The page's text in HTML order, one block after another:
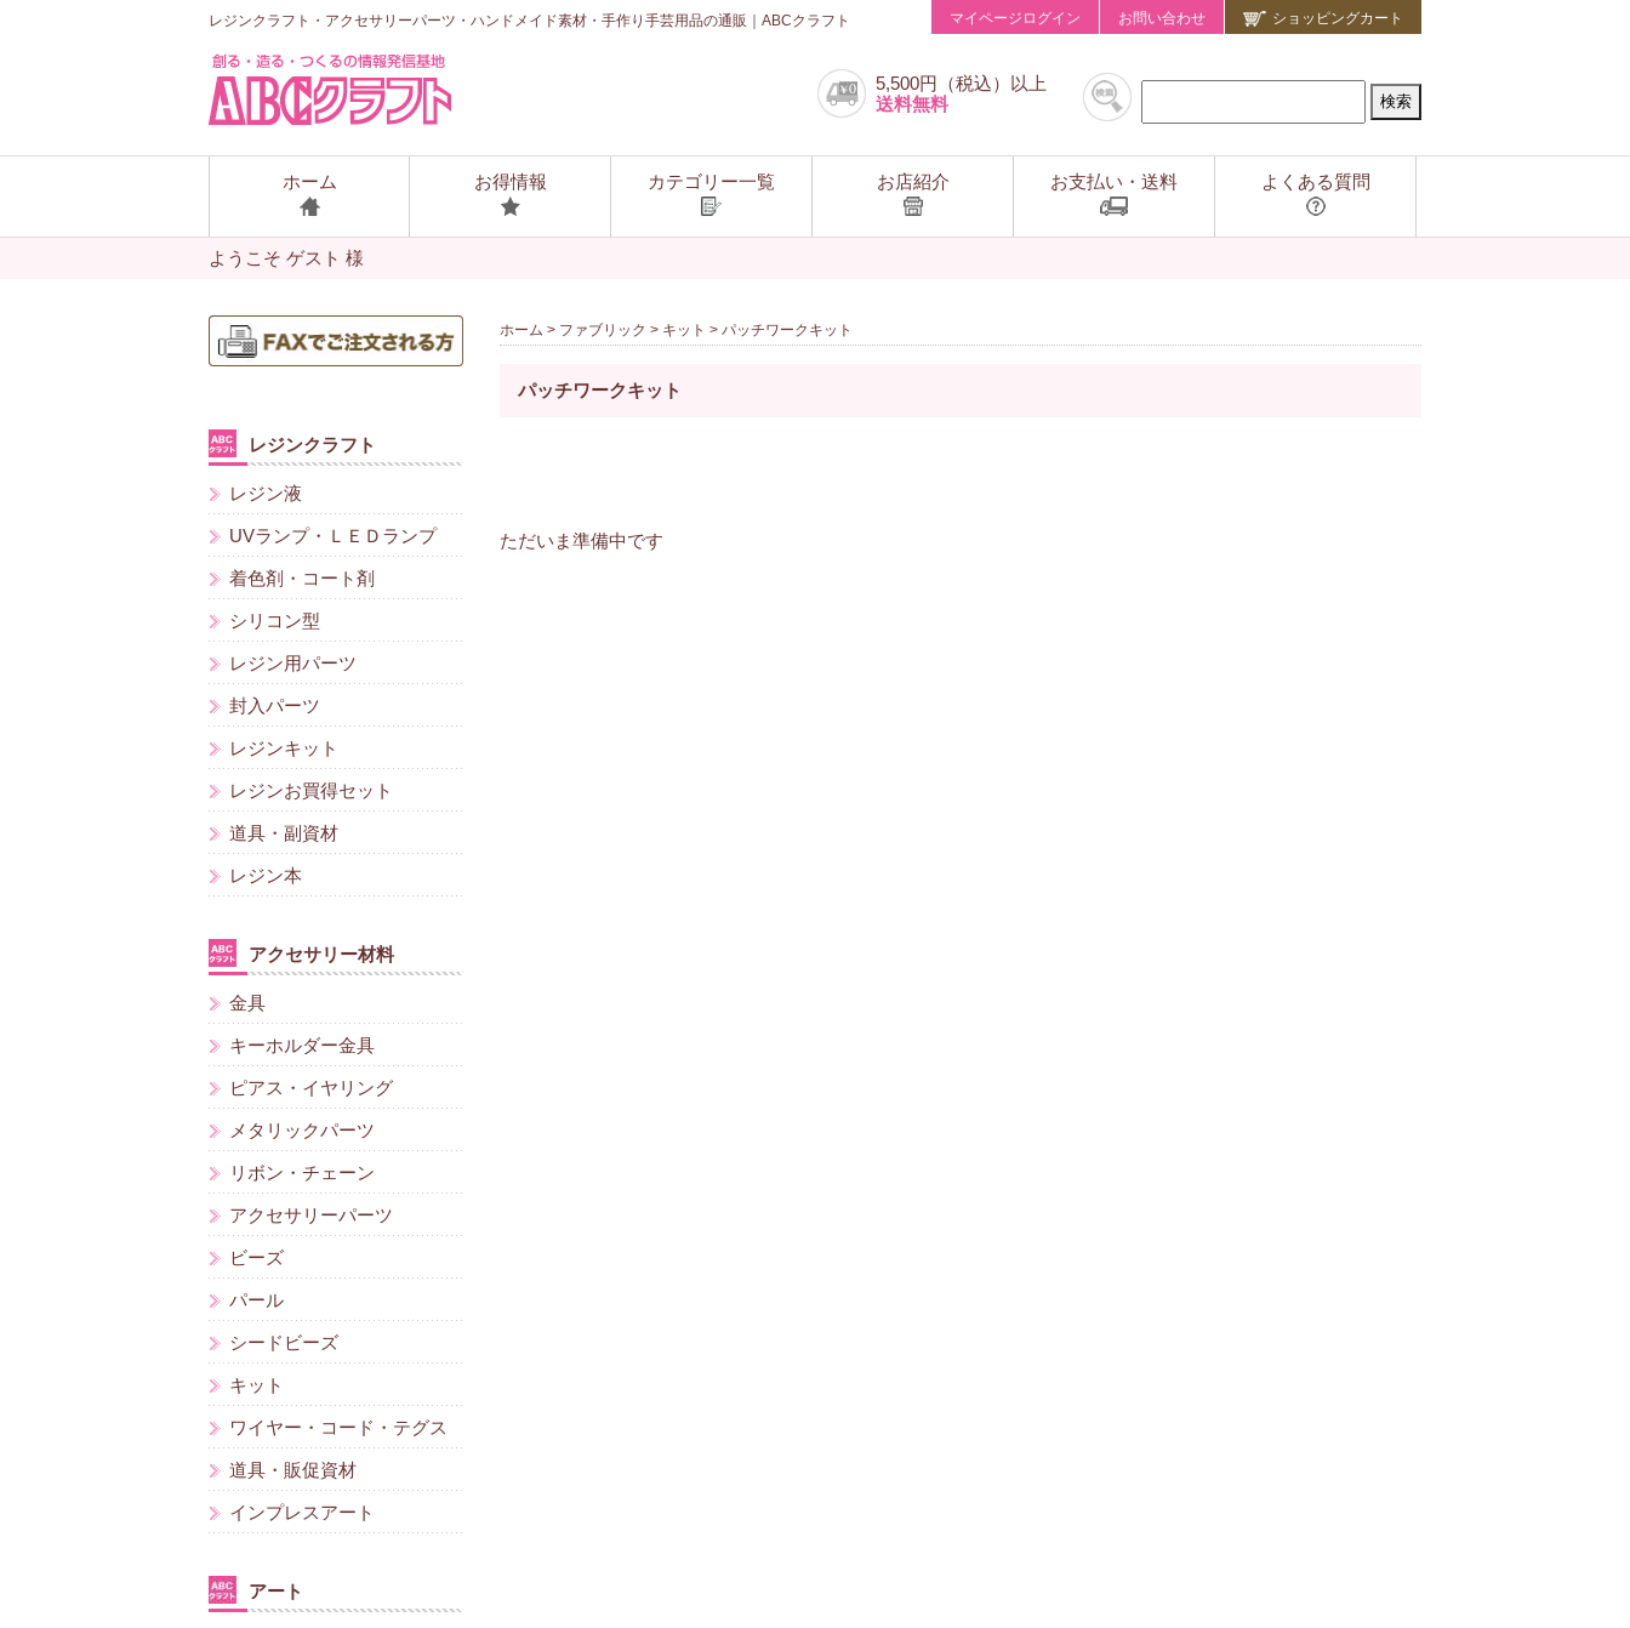
レジンクラフト・アクセサリーパーツ・ハンドメイド素材・手作り手芸用品の通販｜ABCクラフト マイページログイン お問い合わせ ショッピングカート
5,500円（税込）以上
送料無料
ホーム お得情報 カテゴリー一覧 お店紹介 お支払い・送料 よくある質問
ようこそ ゲスト 様
ホーム > ファブリック > キット > パッチワークキット
パッチワークキット
ただいま準備中です
レジンクラフト
レジン液
UVランプ・ＬＥＤランプ
着色剤・コート剤
シリコン型
レジン用パーツ
封入パーツ
レジンキット
レジンお買得セット
道具・副資材
レジン本
アクセサリー材料
金具
キーホルダー金具
ピアス・イヤリング
メタリックパーツ
リボン・チェーン
アクセサリーパーツ
ビーズ
パール
シードビーズ
キット
ワイヤー・コード・テグス
道具・販促資材
インプレスアート
アート